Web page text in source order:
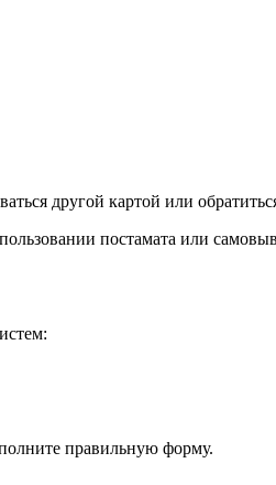
другой картой или
постамата или
правильную форму.